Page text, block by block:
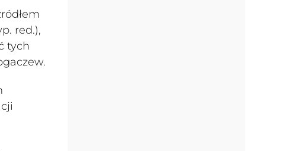
red.),
tych